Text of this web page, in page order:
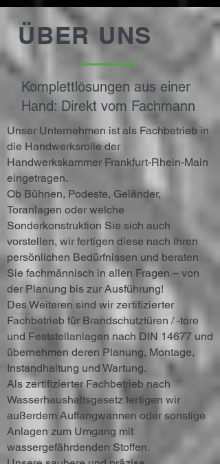
ÜBER UNS
Komplettlösungen aus einer
Hand: Direkt vom Fachmann
Unser Unternehmen ist als Fachbetrieb in
die Handwerksrolle der
Handwerkskammer Frankfurt-Rhein-Main
eingetragen.
Ob Bühnen, Podeste, Geländer,
Toranlagen oder welche
Sonderkonstruktion Sie sich auch
vorstellen, wir fertigen diese nach Ihren
persönlichen Bedürfnissen und beraten
Sie fachmännisch in allen Fragen – von
der Planung bis zur Ausführung!
Des Weiteren sind wir zertifizierter
Fachbetrieb für Brandschutztüren / -tore
und Feststellanlagen nach DIN 14677 und
übernehmen deren Planung, Montage,
Instandhaltung und Wartung.
Als zertifizierter Fachbetrieb nach
Wasserhaushaltsgesetz fertigen wir
außerdem Auffangwannen oder sonstige
Anlagen zum Umgang mit
wassergefährdenden Stoffen.